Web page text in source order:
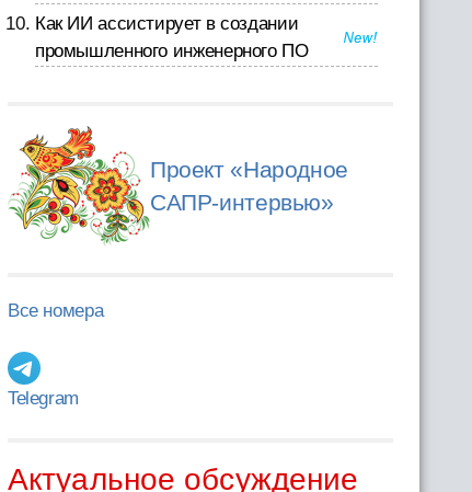
Как ИИ ассистирует в создании
промышленного инженерного ПО
Проект «Народное
САПР-интервью»
Все номера
Telegram
Актуальное обсуждение